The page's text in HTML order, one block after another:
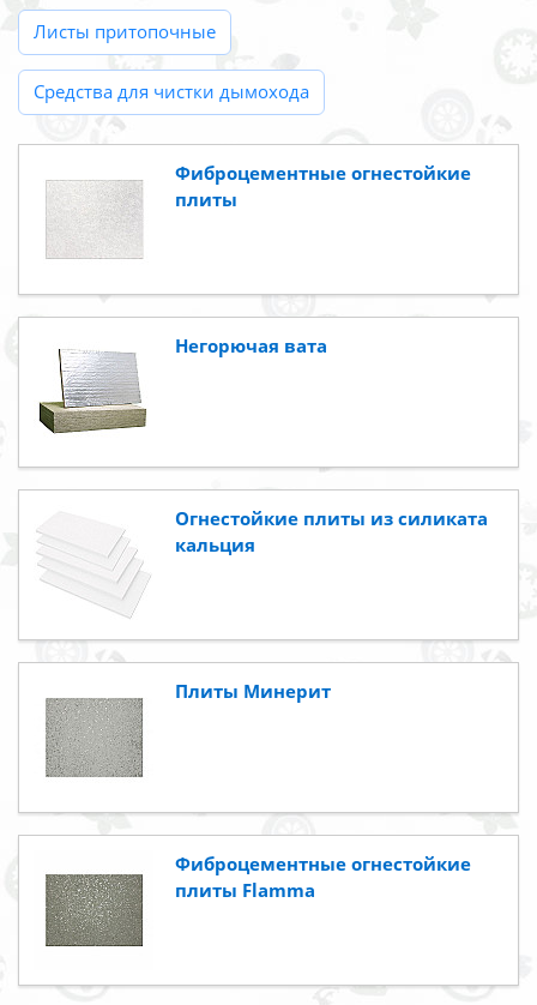
Листы притопочные
Средства для чистки дымохода
Фиброцементные огнестойкие
плиты
Негорючая вата
Огнестойкие плиты из силиката
кальция
Плиты Минерит
Фиброцементные огнестойкие
плиты Flamma